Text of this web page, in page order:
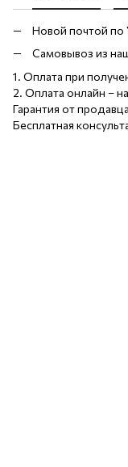
Новой почтой по
Самовывоз из
1. Оплата при
2. Оплата онлайн –
Гарантия от
Бесплатная